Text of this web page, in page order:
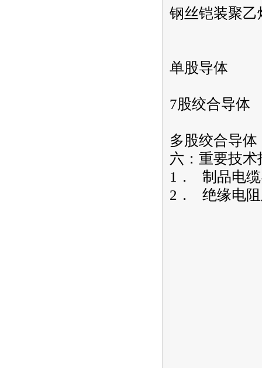
钢丝铠装聚乙
单股导体
7股绞合导体
多股绞合导体
六：重要技术
1． 制品电
2． 绝缘电阻